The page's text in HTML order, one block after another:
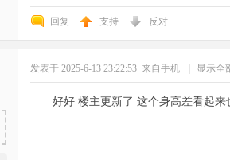
回复 支持 反对
发表于 2025-6-13 23:22:53 来自手机 显示全
好好 楼主更新了 这个身高差看起来